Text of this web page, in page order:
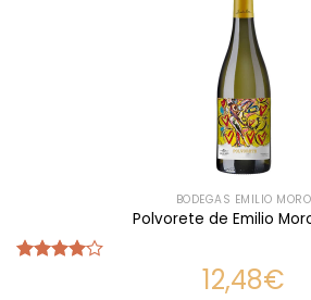
BODEGAS EMILIO MORO
Polvorete de Emilio
12,48€